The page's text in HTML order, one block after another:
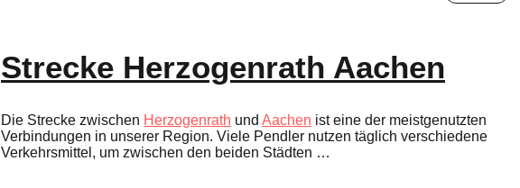
Strecke Herzogenrath Aachen
Die Strecke zwischen Herzogenrath und Aachen ist eine der meistgenutzten
Verbindungen in unserer Region. Viele Pendler nutzen täglich verschiedene
Verkehrsmittel, um zwischen den beiden Städten …